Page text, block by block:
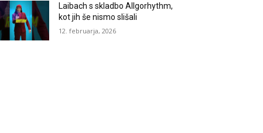
Laibach s skladbo Allgorhythm,
kot jih še nismo slišali
12. februarja, 2026